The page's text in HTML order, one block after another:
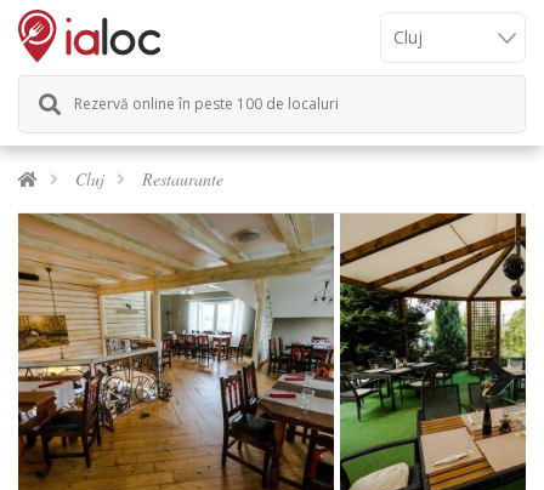
Rezervă online în peste 100 de localuri
Cluj Restaurante
Next